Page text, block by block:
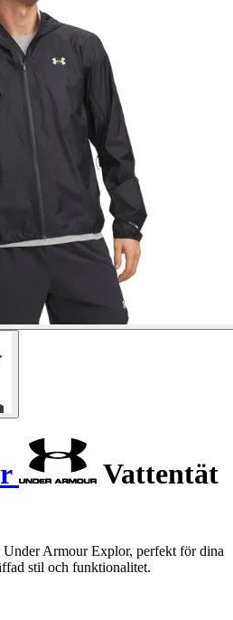
Vattentät
Under Armour Explor, perfekt för dina
stil och funktionalitet.